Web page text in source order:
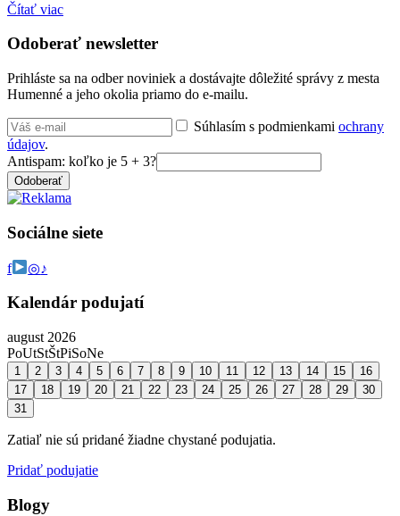
Čítať viac
Odoberať newsletter
Prihláste sa na odber noviniek a dostávajte dôležité správy z mesta
Humenné a jeho okolia priamo do e-mailu.
Súhlasím s podmienkami ochrany
údajov.
Antispam: koľko je 5 + 3?
Odoberať
Sociálne siete
f ◎♪
Kalendár podujatí
august 2026
PoUtStŠtPiSoNe
1 2 3 4 5 6 7 8 9 10 11 12 13 14 15
16
17
18 19 20 21 22 23 24 25 26 27 28 29
30
31
Zatiaľ nie sú pridané žiadne chystané podujatia.
Pridať podujatie
Blogy